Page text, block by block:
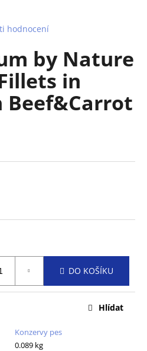
hodnocení
by Nature
in
Beef&Carrot
DO KOŠÍKU
Konzervy pes
0.089 kg
Hlídat